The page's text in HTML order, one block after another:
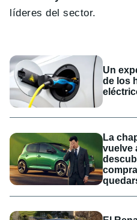
líderes del sector.
Un
de los
La
vuelve